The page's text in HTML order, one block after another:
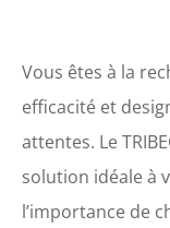
Vous êtes à la
efficacité et
attentes. Le
solution idéale à
l’importance de